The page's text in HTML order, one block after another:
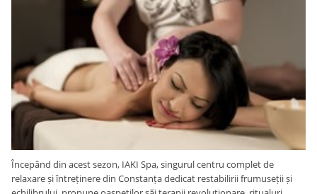
Începând din acest sezon, IAKI Spa, singurul centru complet de
relaxare și întreținere din Constanța dedicat restabilirii frumuseții și